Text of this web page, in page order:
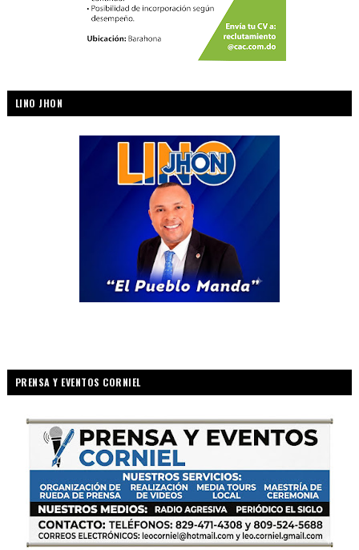
LINO JHON
PRENSA Y EVENTOS CORNIEL